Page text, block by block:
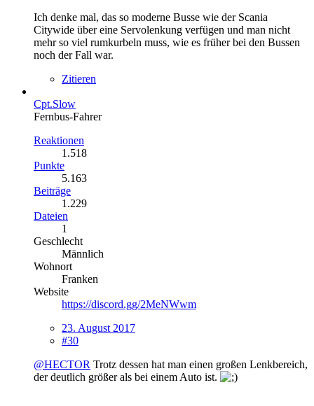
Ich denke mal, das so moderne Busse wie der Scania
Citywide über eine Servolenkung verfügen und man nicht
mehr so viel rumkurbeln muss, wie es früher bei den Bussen
noch der Fall war.
Zitieren
Cpt.Slow
Fernbus-Fahrer
Reaktionen
1.518
Punkte
5.163
Beiträge
1.229
Dateien
1
Geschlecht
Männlich
Wohnort
Franken
Website
https://discord.gg/2MeNWwm
23. August 2017
#30
@HECTOR Trotz dessen hat man einen großen Lenkbereich,
der deutlich größer als bei einem Auto ist.